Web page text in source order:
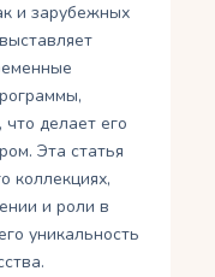
и зарубежных
делает его
Эта статья
коллекциях,
и роли в
уникальность